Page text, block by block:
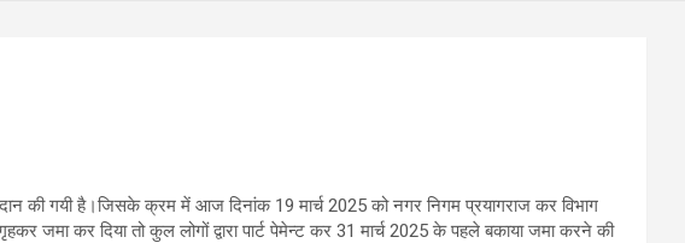
की गयी है।जिसके क्रम में आज दिनांक 19 मार्च 2025 को नगर निगम प्रयागराज कर विभाग
जमा कर दिया तो कुल लोगों द्वारा पार्ट पेमेन्ट कर 31 मार्च 2025 के पहले बकाया जमा करने की